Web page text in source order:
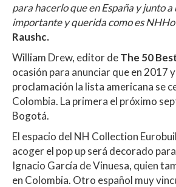
para hacerlo que en España y junto
importante y querida como es
Raushc.
William Drew, editor deThe 50
ocasión para anunciar que en 2017
proclamación la lista americana se
Colombia. La primera el próximo
Bogotá.
El espacio del NH Collection
acoger el pop up será decorado
Ignacio García de Vinuesa, quien
en Colombia. Otro español muy